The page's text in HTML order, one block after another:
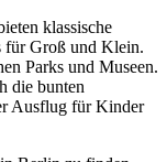
klassische
für Groß und Klein.
Parks und Museen.
die bunten
Ausflug für Kinder